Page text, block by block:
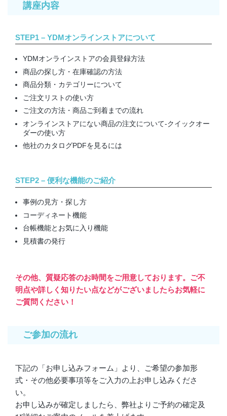
講座内容
STEP1 – YDMオンラインストアについて
YDMオンラインストアの会員登録方法
商品の探し方・在庫確認の方法
商品分類・カテゴリーについて
ご注文リストの使い方
ご注文の方法・商品ご到着までの流れ
オンラインストアにない商品の注文について-クイックオー
ダーの使い方
他社のカタログPDFを見るには
STEP2 – 便利な機能のご紹介
事例の見方・探し方
コーディネート機能
台帳機能とお気に入り機能
見積書の発行
その他、質疑応答のお時間をご用意しております。ご不
明点や詳しく知りたい点などがございましたらお気軽に
ご質問ください！
ご参加の流れ
下記の「お申し込みフォーム」より、ご希望の参加形
式・その他必要事項等をご入力の上お申し込みくださ
い。
お申し込みが確定しましたら、弊社よりご予約の確定及